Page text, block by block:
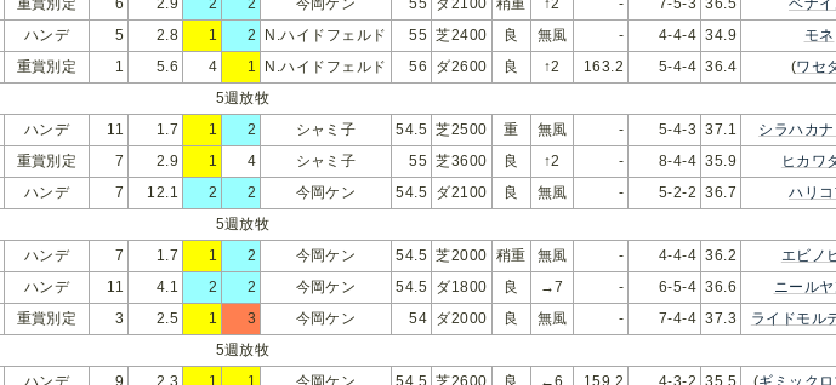
ハンデ 5 2.8 1 2 N.ハイドフェルド 55 芝2400 良 無風 - 4-4-4 34.9
モネ
重賞別定 1 5.6 4 1 N.ハイドフェルド 56 ダ2600 良 ↑2 163.2 5-4-4 36.4 (ワセ
5週放牧
ハンデ 11 1.7 1 2 シャミ子 54.5 芝2500 重 無風 - 5-4-3 37.1
シラハカ
重賞別定 7 2.9 1 4 シャミ子 55 芝3600 良 ↑2 - 8-4-4 35.9
ヒカワ
ハンデ 7 12.1 2 2 今岡ケン 54.5 ダ2100 良 無風 - 5-2-2 36.7
ハリ
5週放牧
ハンデ 7 1.7 1 2 今岡ケン 54.5 芝2000 稍重 無風 - 4-4-4 36.2
エビノ
ハンデ 11 4.1 2 2 今岡ケン 54.5 ダ1800 良 →7 - 6-5-4 36.6
ニール
重賞別定 3 2.5 1 3 今岡ケン 54 ダ2000 良 無風 - 7-4-4 37.3
ライドモル
5週放牧
ハンデ 9 2.3 1 1 今岡ケン 54.5 芝2600 良 ←6 159.2 4-3-2 35.5 (ギミック